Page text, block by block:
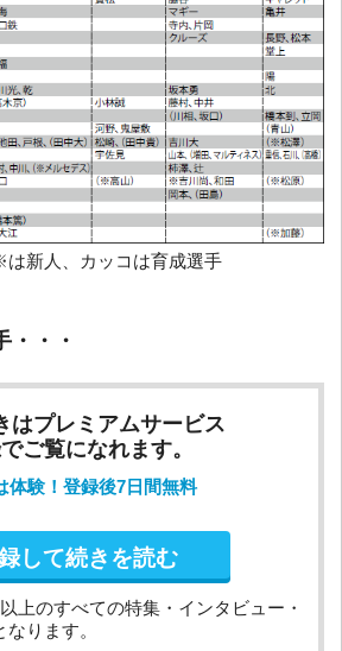
新人、カッコは育成選手
・・・
はプレミアムサービス
ご覧になれます。
体験！登録後7日間無料
して続きを読む
上のすべての特集・インタビュー・
ります。